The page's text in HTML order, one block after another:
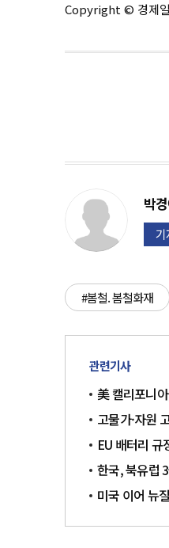
Copyright © 경제일
박
기
#봄철. 봄철화재
관련기사
美 캘리포니
고물가·자원
EU 배터리 규
한국, 북유럽
미국 이어 뉴